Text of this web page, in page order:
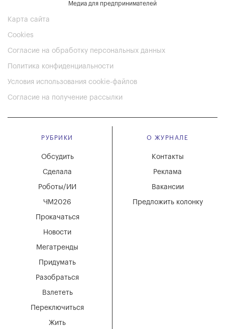
Медиа для предпринимателей
Карта сайта
Cookies
Согласие на обработку персональных данных
Политика конфиденциальности
Условия использования cookie-файлов
Согласие на получение рассылки
РУБРИКИ
Мегатренды
Придумать
Разобраться
Взлететь
Новости
Переключиться
Жить
Обсудить
Сделала
Роботы/ИИ
ЧМ2026
Прокачаться
О ЖУРНАЛЕ
Вакансии
Реклама
Контакты
Предложить колонку